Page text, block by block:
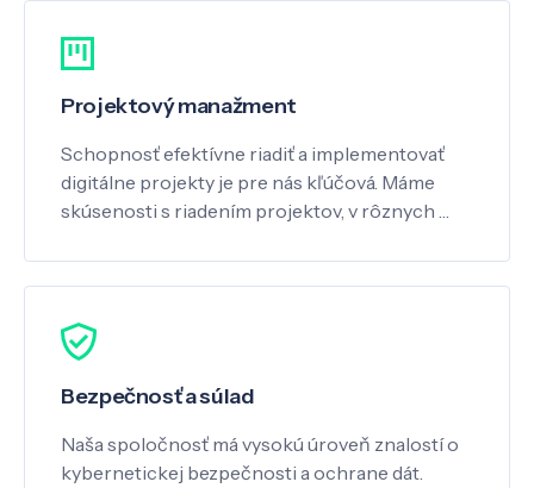
Projektový manažment
Schopnosť efektívne riadiť a implementovať
digitálne projekty je pre nás kľúčová. Máme
skúsenosti s riadením projektov, v rôznych …
Bezpečnosť a súlad
Naša spoločnosť má vysokú úroveň znalostí o
kybernetickej bezpečnosti a ochrane dát.